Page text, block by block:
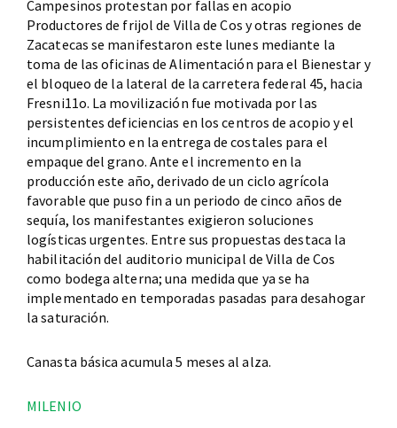
Campesinos protestan por fallas en acopio
Productores de frijol de Villa de Cos y otras regiones de
Zacatecas se manifestaron este lunes mediante la
toma de las oficinas de Alimentación para el Bienestar y
el bloqueo de la lateral de la carretera federal 45, hacia
Fresni11o. La movilización fue motivada por las
persistentes deficiencias en los centros de acopio y el
incumplimiento en la entrega de costales para el
empaque del grano. Ante el incremento en la
producción este año, derivado de un ciclo agrícola
favorable que puso fin a un periodo de cinco años de
sequía, los manifestantes exigieron soluciones
logísticas urgentes. Entre sus propuestas destaca la
habilitación del auditorio municipal de Villa de Cos
como bodega alterna; una medida que ya se ha
implementado en temporadas pasadas para desahogar
la saturación.
Canasta básica acumula 5 meses al alza.
MILENIO